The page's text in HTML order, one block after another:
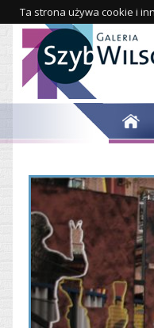
Ta strona używa cookie i